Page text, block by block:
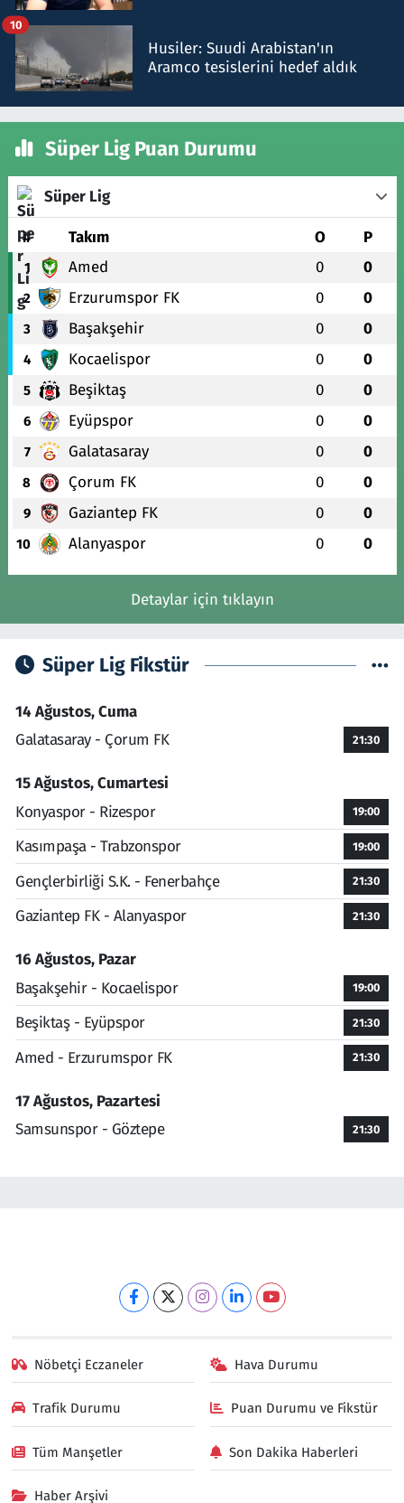
Husiler: Suudi Arabistan'ın
Aramco tesislerini hedef aldık
10
Süper Lig Puan Durumu
Süper Lig
# Takım O P
1 Amed 0 0
2 Erzurumspor FK 0 0
3 Başakşehir 0 0
4 Kocaelispor 0 0
5 Beşiktaş 0 0
6 Eyüpspor 0 0
7 Galatasaray 0 0
8 Çorum FK 0 0
9 Gaziantep FK 0 0
10 Alanyaspor 0 0
Detaylar için tıklayın
Süper Lig Fikstür
14 Ağustos, Cuma
Galatasaray - Çorum FK
21:30
15 Ağustos, Cumartesi
Konyaspor - Rizespor
19:00
Kasımpaşa - Trabzonspor 19:00
Gençlerbirliği S.K. - Fenerbahçe 21:30
Gaziantep FK - Alanyaspor 21:30
16 Ağustos, Pazar
Başakşehir - Kocaelispor
19:00
Beşiktaş - Eyüpspor 21:30
Amed - Erzurumspor FK 21:30
17 Ağustos, Pazartesi
Samsunspor - Göztepe
21:30
Nöbetçi Eczaneler Hava Durumu
Trafik Durumu Puan Durumu ve Fikstür
Tüm Manşetler Son Dakika Haberleri
Haber Arşivi